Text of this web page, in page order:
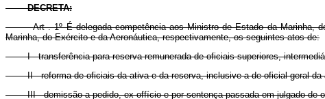
DECRETA:
Art . 1º É delegada competência aos Ministro de Estado da Marinha,
Marinha, do Exército e da Aeronáutica, respectivamente, os seguintes atos de:
I - transferência para reserva remunerada de oficiais superiores,
II - reforma de oficiais da ativa e da reserva, inclusive a de oficial-geral
III - demissão a pedido, ex offício e por sentença passada em julgado de